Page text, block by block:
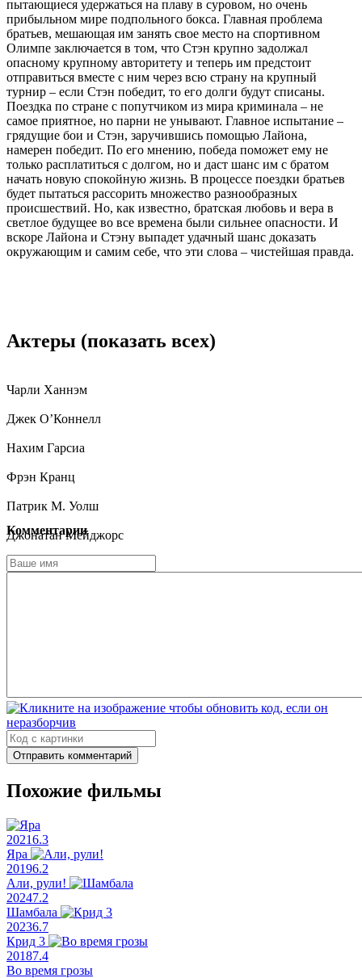
пытающиеся удержаться на плаву в суровом, но очень
прибыльном мире подпольного бокса. Главная проблема
братьев, мешающая им занять свое место на спортивном
Олимпе заключается в том, что Стэн крупно задолжал
опасному крупному авторитету и теперь им предстоит
отправиться вместе с ним через всю страну на крупный
турнир – если Стэн победит, то его долги будут списаны.
Поездка по стране с попутчиком из мира криминала – не
самое приятное, но парни не унывают. Главное испытание –
грядущие бои и Стэн, заручившись помощью Лайона,
намерен победит. По его мнению, победа поможет ему не
только расплатиться с долгом, но и даст шанс им с братом
начать новую спокойную жизнь. В процессе поездки братьев
будет пытаться рассорить множество разнообразных
происшествий. Но, как известно, братская любовь и вера в
светлое будущее во все времена были сильнее опасности. И
вскоре Лайона и Стэну выпадет удачный шанс доказать
окружающим и самим себе, что эти слова – чистейшая правда.
Актеры (показать всех)
Чарли Ханнэм
Джек О’Коннелл
Нахим Гарсиа
Фрэн Кранц
Патрик М. Уолш
Джонатан Мейджорс
Джессика Барден
Комментарии
Отправить комментарий
Похожие фильмы
20216.3
Яра
20196.2
Али, рули!
20247.2
Шамбала
20236.7
Крид 3
20187.4
Во время грозы